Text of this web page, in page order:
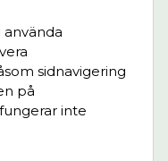
sidnavigering
på
inte